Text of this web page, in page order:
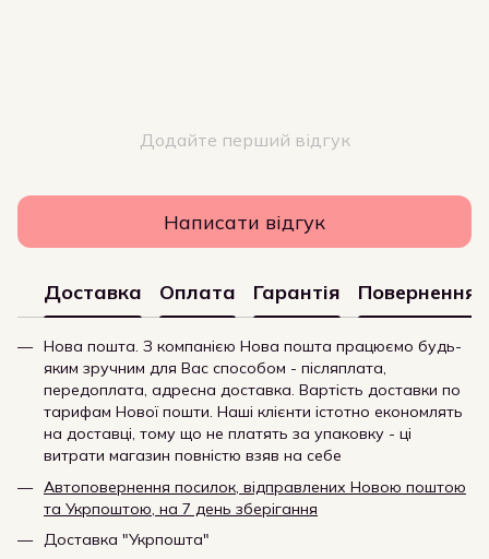
Додайте перший відгук
Написати відгук
Доставка Оплата Гарантія Повернення
Нова пошта. З компанією Нова пошта працюємо будь-
яким зручним для Вас способом - післяплата,
передоплата, адресна доставка. Вартість доставки по
тарифам Нової пошти. Наші клієнти істотно економлять
на доставці, тому що не платять за упаковку - ці
витрати магазин повністю взяв на себе
Автоповернення посилок, відправлених Новою поштою
та Укрпоштою, на 7 день зберігання
Доставка "Укрпошта"